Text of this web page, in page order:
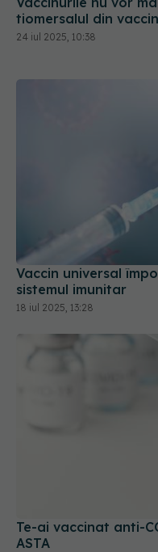
tiomersalul din
24 iul 2025, 10:38
Vaccin universal
sistemul imunitar
18 iul 2025, 13:28
Te-ai vaccinat anti-
ASTA